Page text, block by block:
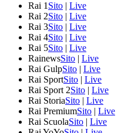
Rai 1 Sito | Live
Rai 2Sito | Live
Rai 3Sito | Live
Rai 4Sito | Live
Rai 5Sito | Live
RainewsSito | Live
Rai GulpSito | Live
Rai SportSito | Live
Rai Sport 2Sito | Live
Rai StoriaSito | Live
Rai PremiumSito | Live
Rai ScuolaSito | Live